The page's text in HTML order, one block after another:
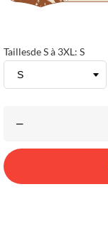
Taillesde S à 3XL: S
–